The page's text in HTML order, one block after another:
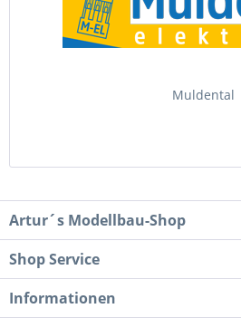
Muldental
Artur´s Modellbau-Shop
Shop Service
Informationen